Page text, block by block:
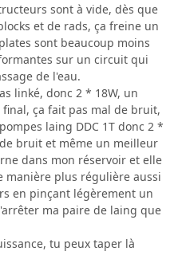
sont à vide, dès que
et de rads, ça freine un
sont beaucoup moins
sur un circuit qui
de l'eau.
linké, donc 2 * 18W, un
ça fait pas mal de bruit,
laing DDC 1T donc 2 *
bruit et même un meilleur
dans mon réservoir et elle
manière plus régulière aussi
en pinçant légèrement un
ma paire de laing que
tu peux taper là